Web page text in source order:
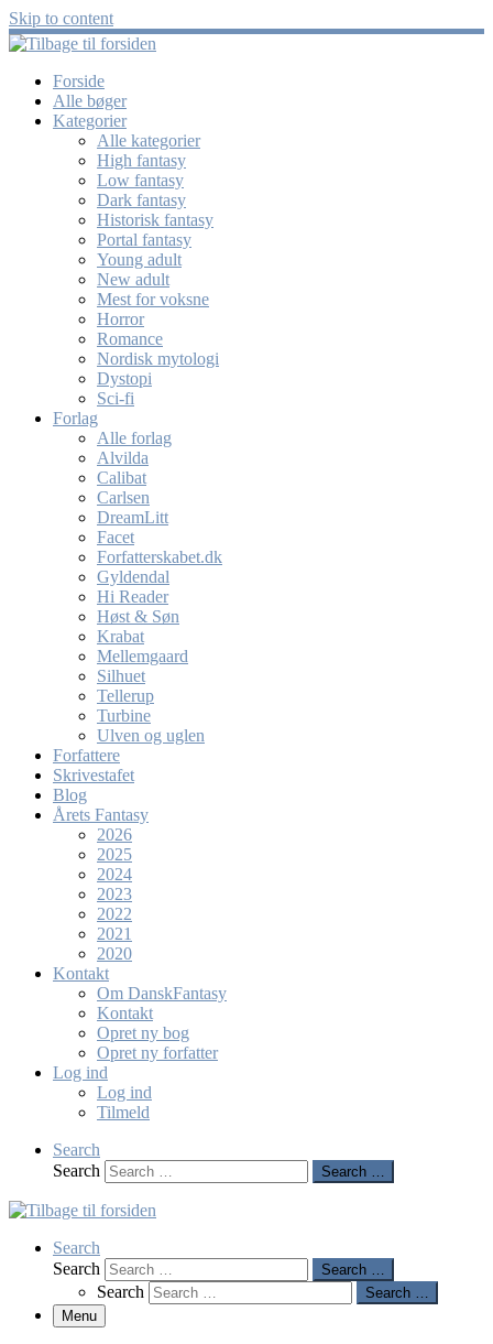
Skip to content
Forside
Alle bøger
Kategorier
Alle kategorier
High fantasy
Low fantasy
Dark fantasy
Historisk fantasy
Portal fantasy
Young adult
New adult
Mest for voksne
Horror
Romance
Nordisk mytologi
Dystopi
Sci-fi
Forlag
Alle forlag
Alvilda
Calibat
Carlsen
DreamLitt
Facet
Forfatterskabet.dk
Gyldendal
Hi Reader
Høst & Søn
Krabat
Mellemgaard
Silhuet
Tellerup
Turbine
Ulven og uglen
Forfattere
Skrivestafet
Blog
Årets Fantasy
2026
2025
2024
2023
2022
2021
2020
Kontakt
Om DanskFantasy
Kontakt
Opret ny bog
Opret ny forfatter
Log ind
Log ind
Tilmeld
Search
Search
Search …
Search
Search
Search …
Search
Search …
Menu